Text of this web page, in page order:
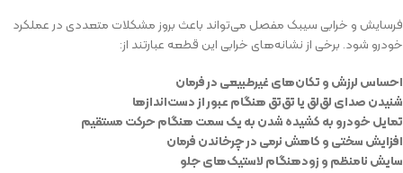
فرسایش و خرابی سیبک مفصل می‌تواند باعث بروز مشکلات متعددی در عملکرد
خودرو شود. برخی از نشانه‌های خرابی این قطعه عبارتند از:
احساس لرزش و تکان‌های غیرطبیعی در فرمان
شنیدن صدای لق‌لق یا تق‌تق هنگام عبور از دست‌اندازها
تمایل خودرو به کشیده شدن به یک سمت هنگام حرکت مستقیم
افزایش سختی و کاهش نرمی در چرخاندن فرمان
سایش نامنظم و زودهنگام لاستیک‌های جلو